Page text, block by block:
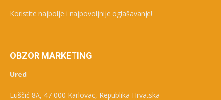
Koristite najbolje i najpovoljnije oglašavanje!
OBZOR MARKETING
Ured
Luščić 8A, 47 000 Karlovac, Republika Hrvatska